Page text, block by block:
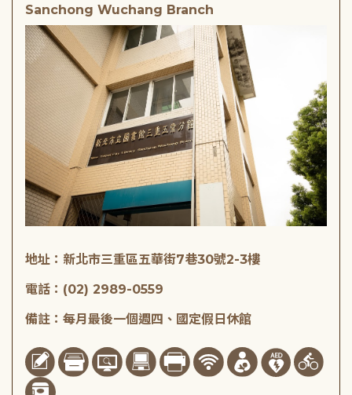
Sanchong Wuchang Branch
地址：新北市三重區五華街7巷30號2-3樓
電話：(02) 2989-0559
備註：每月最後一個週四、國定假日休館